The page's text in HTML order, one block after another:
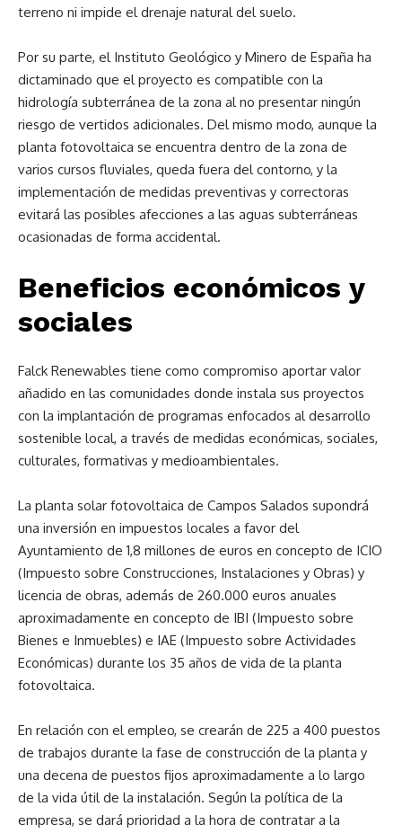
terreno ni impide el drenaje natural del suelo.
Por su parte, el Instituto Geológico y Minero de España ha
dictaminado que el proyecto es compatible con la
hidrología subterránea de la zona al no presentar ningún
riesgo de vertidos adicionales. Del mismo modo, aunque la
planta fotovoltaica se encuentra dentro de la zona de
varios cursos fluviales, queda fuera del contorno, y la
implementación de medidas preventivas y correctoras
evitará las posibles afecciones a las aguas subterráneas
ocasionadas de forma accidental.
Beneficios económicos y
sociales
Falck Renewables tiene como compromiso aportar valor
añadido en las comunidades donde instala sus proyectos
con la implantación de programas enfocados al desarrollo
sostenible local, a través de medidas económicas, sociales,
culturales, formativas y medioambientales.
La planta solar fotovoltaica de Campos Salados supondrá
una inversión en impuestos locales a favor del
Ayuntamiento de 1,8 millones de euros en concepto de ICIO
(Impuesto sobre Construcciones, Instalaciones y Obras) y
licencia de obras, además de 260.000 euros anuales
aproximadamente en concepto de IBI (Impuesto sobre
Bienes e Inmuebles) e IAE (Impuesto sobre Actividades
Económicas) durante los 35 años de vida de la planta
fotovoltaica.
En relación con el empleo, se crearán de 225 a 400 puestos
de trabajos durante la fase de construcción de la planta y
una decena de puestos fijos aproximadamente a lo largo
de la vida útil de la instalación. Según la política de la
empresa, se dará prioridad a la hora de contratar a la